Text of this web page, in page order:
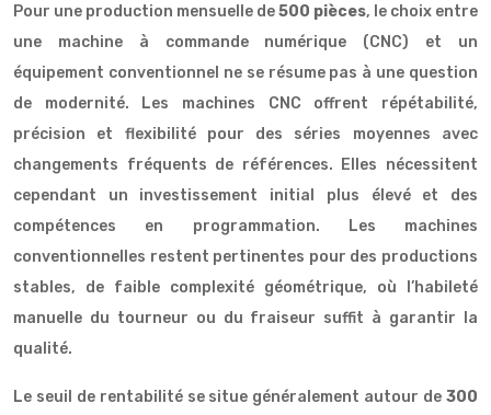
Pour une production mensuelle de500 pièces, le choix entre
une machine à commande numérique (CNC) et un
équipement conventionnel ne se résume pas à une question
de modernité. Les machines CNC offrent répétabilité,
précision et flexibilité pour des séries moyennes avec
changements fréquents de références. Elles nécessitent
cependant un investissement initial plus élevé et des
compétences en programmation. Les machines
conventionnelles restent pertinentes pour des productions
stables, de faible complexité géométrique, où l’habileté
manuelle du tourneur ou du fraiseur suffit à garantir la
qualité.
Le seuil de rentabilité se situe généralement autour de 300